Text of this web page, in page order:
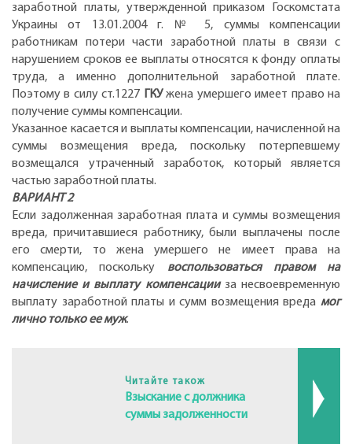
заработной платы, утвержденной приказом Госкомстата
Украины от 13.01.2004 г. № 5, суммы компенсации
работникам потери части заработной платы в связи с
нарушением сроков ее выплаты относятся к фонду оплаты
труда, а именно дополнительной заработной плате.
Поэтому в силу ст.1227
ГКУжена умершего имеет право на
получение суммы компенсации.
Указанное касается и выплаты компенсации, начисленной на
суммы возмещения вреда, поскольку потерпевшему
возмещался утраченный заработок, который является
частью заработной платы.
ВАРИАНТ 2
Если задолженная заработная плата и суммы возмещения
вреда, причитавшиеся работнику, были выплачены после
его смерти, то жена умершего не имеет права на
компенсацию, поскольку воспользоваться правом на
начисление и выплату компенсации за несвоевременную
выплату заработной платы и сумм возмещения вреда мог
лично только ее муж.
Читайте також
Взыскание с должника
суммы задолженности